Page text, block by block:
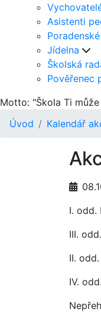
Asistenti
Jídelna
Školská
Pověřenec
Motto: "Škola Ti
Úvod
Kalendář
I. odd.
III.
II.
IV.